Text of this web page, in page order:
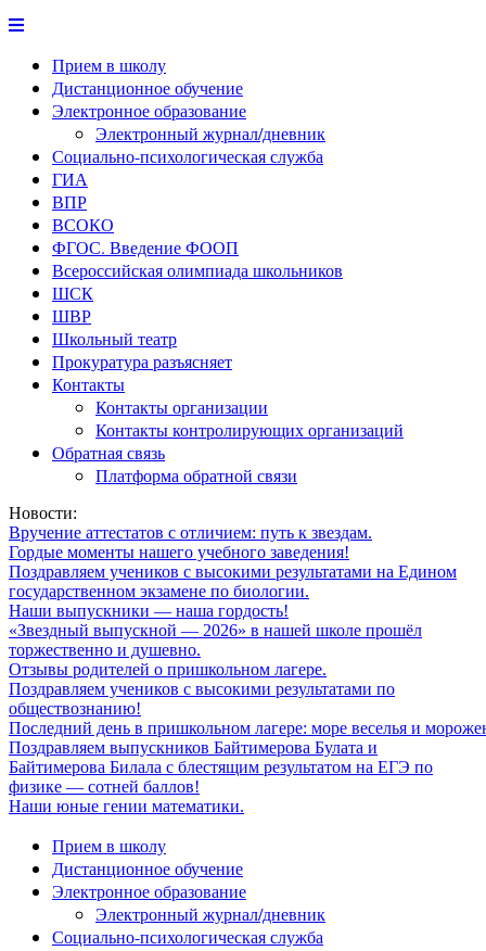
Прием в школу
Дистанционное обучение
Электронное образование
Электронный журнал/дневник
Социально-психологическая служба
ГИА
ВПР
ВСОКО
ФГОС. Введение ФООП
Всероссийская олимпиада школьников
ШСК
ШВР
Школьный театр
Прокуратура разъясняет
Контакты
Контакты организации
Контакты контролирующих организаций
Обратная связь
Платформа обратной связи
Новости:
Вручение аттестатов с отличием: путь к звездам.
Гордые моменты нашего учебного заведения!
Поздравляем учеников с высокими результатами на Едином
государственном экзамене по биологии.
Наши выпускники — наша гордость!
«Звездный выпускной — 2026» в нашей школе прошёл
торжественно и душевно.
Отзывы родителей о пришкольном лагере.
Поздравляем учеников с высокими результатами по
обществознанию!
Последний день в пришкольном лагере: море веселья и
Поздравляем выпускников Байтимерова Булата и
Байтимерова Билала с блестящим результатом на ЕГЭ по
физике — сотней баллов!
Наши юные гении математики.
Прием в школу
Дистанционное обучение
Электронное образование
Электронный журнал/дневник
Социально-психологическая служба